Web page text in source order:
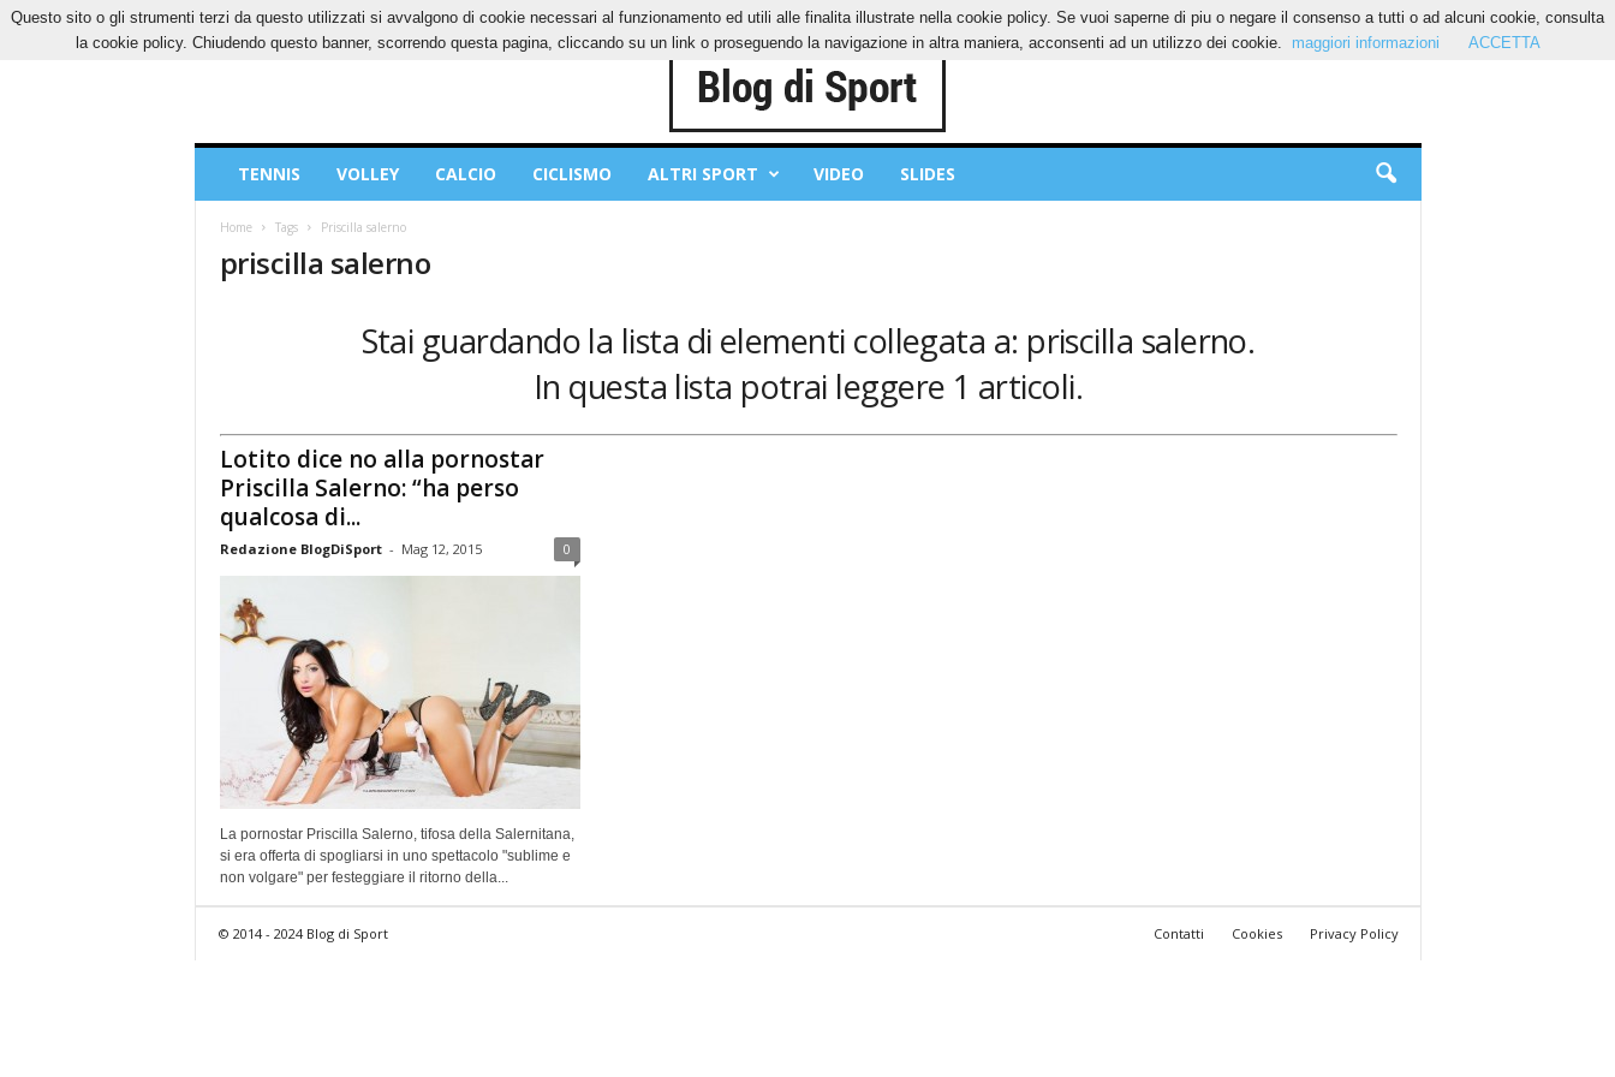
GIOVEDÌ, 6 AGOSTO 2026 CONTATTI COOKIES PRIVACY POLICY
Sport
TENNIS VOLLEY CALCIO CICLISMO ALTRI SPORT VIDEO SLIDES
Home Tags Priscilla salerno
priscilla salerno
Stai guardando la lista di elementi collegata a: priscilla salerno.
In questa lista potrai leggere 1 articoli.
Lotito dice no alla pornostar
Priscilla Salerno: “ha perso
qualcosa di...
Redazione BlogDiSport - Mag 12, 2015 0
La pornostar Priscilla Salerno, tifosa della Salernitana,
si era offerta di spogliarsi in uno spettacolo "sublime e
non volgare" per festeggiare il ritorno della...
Contatti Cookies Privacy Policy
© 2014 - 2024 Blog di Sport
Questo sito o gli strumenti terzi da questo utilizzati si avvalgono di cookie necessari al funzionamento ed utili alle finalita illustrate nella cookie policy. Se vuoi saperne di piu o negare il consenso a tutti o ad alcuni cookie, consulta
la cookie policy. Chiudendo questo banner, scorrendo questa pagina, cliccando su un link o proseguendo la navigazione in altra maniera, acconsenti ad un utilizzo dei cookie.
maggiori informazioni ACCETTA